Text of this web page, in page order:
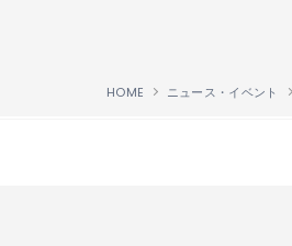
HOME ニュース・イベント